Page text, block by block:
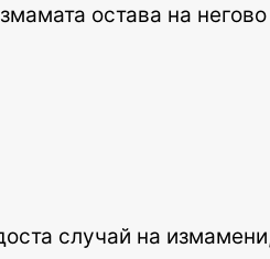
остава на
случай на